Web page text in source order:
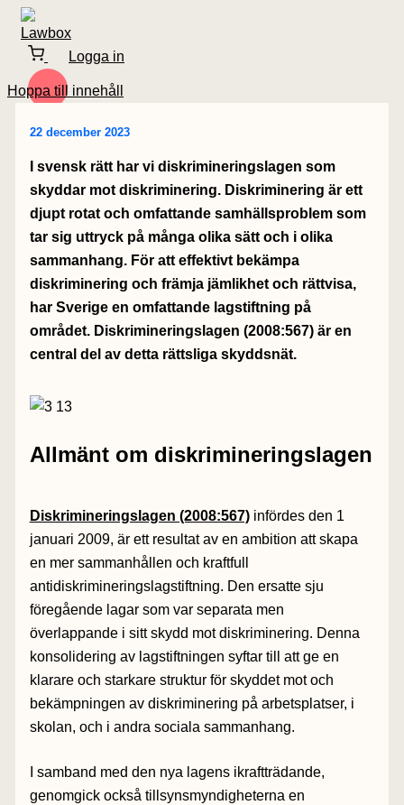
Logga in
Hoppa till innehåll
22 december 2023
I svensk rätt har vi diskrimineringslagen som
skyddar mot diskriminering. Diskriminering är ett
djupt rotat och omfattande samhällsproblem som
tar sig uttryck på många olika sätt och i olika
sammanhang. För att effektivt bekämpa
diskriminering och främja jämlikhet och rättvisa,
har Sverige en omfattande lagstiftning på
området. Diskrimineringslagen (2008:567) är en
central del av detta rättsliga skyddsnät.
Allmänt om diskrimineringslagen
Diskrimineringslagen (2008:567)infördes den 1
januari 2009, är ett resultat av en ambition att skapa
en mer sammanhållen och kraftfull
antidiskrimineringslagstiftning. Den ersatte sju
föregående lagar som var separata men
överlappande i sitt skydd mot diskriminering. Denna
konsolidering av lagstiftningen syftar till att ge en
klarare och starkare struktur för skyddet mot och
bekämpningen av diskriminering på arbetsplatser, i
skolan, och i andra sociala sammanhang.
I samband med den nya lagens ikraftträdande,
genomgick också tillsynsmyndigheterna en